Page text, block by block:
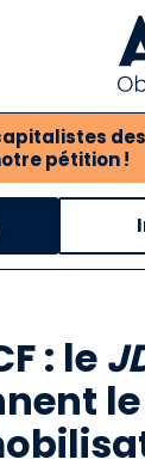
pétition !
: le